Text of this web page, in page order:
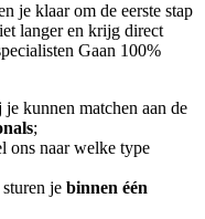
je klaar om de eerste stap
langer en krijg direct
Gaan 100%
kunnen matchen aan de
;
ons naar welke type
je binnen één